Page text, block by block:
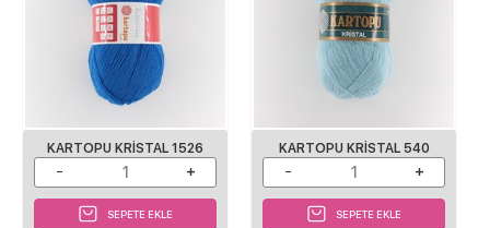
KARTOPU KRISTAL 1526
SEPETE EKLE
KARTOPU KRISTAL 540
SEPETE EKLE